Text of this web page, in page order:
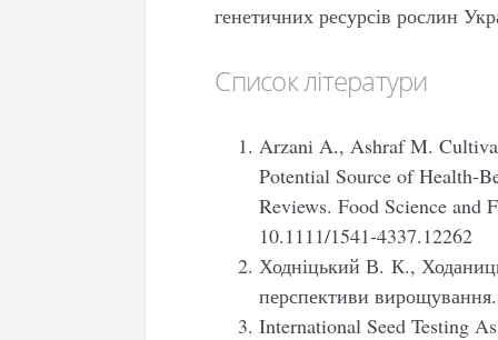
генетичних ресурсів рослин
Список літератури
Arzani A., Ashraf M.
Potential Source of Health-
Reviews. Food Science and
10.1111/1541-4337.12262
Ходніцький В. К.,
перспективи
International Seed Testing